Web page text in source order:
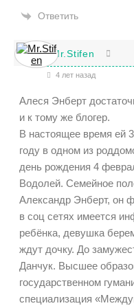
Ответить
Mr.Stifen
4 лет назад
Алеся Энберт
и к тому же блогер.
В настоящее время ей
году в одном из
день рождения 4
Водолей. Семейное
Александр Энберт, он
в соц сетях имеется
ребёнка, девушка
ждут дочку. До
Данчук. Высшее
государственном
специализация